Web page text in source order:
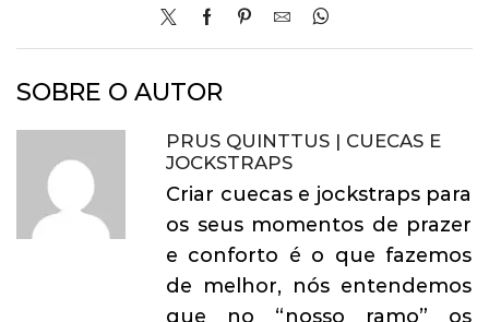
SOBRE O AUTOR
PRUS QUINTTUS | CUECAS E
JOCKSTRAPS
Criar cuecas e jockstraps para
os seus momentos de prazer
e conforto é o que fazemos
de melhor, nós entendemos
que no “nosso ramo” os